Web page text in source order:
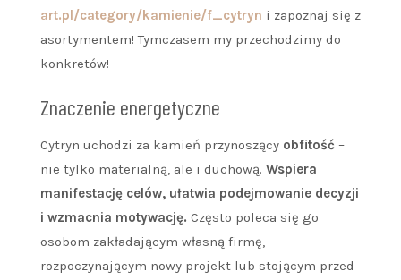
art.pl/category/kamienie/f_cytryn i zapoznaj się z
asortymentem! Tymczasem my przechodzimy do
konkretów!
Znaczenie energetyczne
Cytryn uchodzi za kamień przynoszący obfitość –
nie tylko materialną, ale i duchową. Wspiera
manifestację celów, ułatwia podejmowanie decyzji
i wzmacnia motywację. Często poleca się go
osobom zakładającym własną firmę,
rozpoczynającym nowy projekt lub stojącym przed